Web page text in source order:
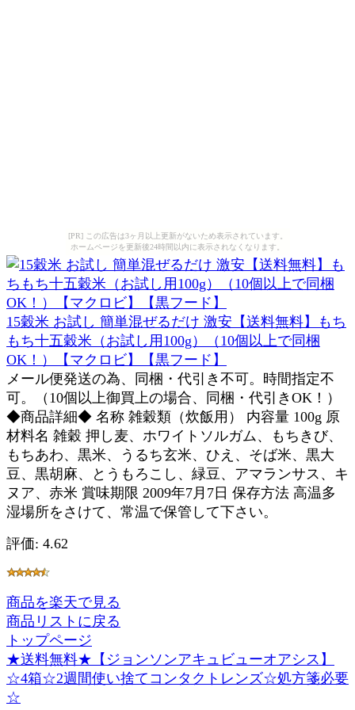
[PR] この広告は3ヶ月以上更新がないため表示されています。
ホームページを更新後24時間以内に表示されなくなります。
15穀米 お試し 簡単混ぜるだけ 激安【送料無料】もち
もち十五穀米（お試し用100g）（10個以上で同梱
OK！）【マクロビ】【黒フード】
メール便発送の為、同梱・代引き不可。時間指定不
可。（10個以上御買上の場合、同梱・代引きOK！）
◆商品詳細◆ 名称 雑穀類（炊飯用） 内容量 100g 原
材料名 雑穀 押し麦、ホワイトソルガム、もちきび、
もちあわ、黒米、うるち玄米、ひえ、そば米、黒大
豆、黒胡麻、とうもろこし、緑豆、アマランサス、キ
ヌア、赤米 賞味期限 2009年7月7日 保存方法 高温多
湿場所をさけて、常温で保管して下さい。
評価: 4.62
商品を楽天で見る
商品リストに戻る
トップページ
★送料無料★【ジョンソンアキュビューオアシス】
☆4箱☆2週間使い捨てコンタクトレンズ☆処方箋必要
☆